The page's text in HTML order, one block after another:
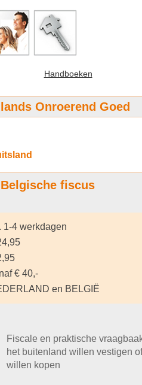
Handboeken
Onroerend Goed
fiscus
1-4 werkdagen
€ 40,-
en BELGIË
Fiscale en praktische
het buitenland willen vestigen
willen kopen